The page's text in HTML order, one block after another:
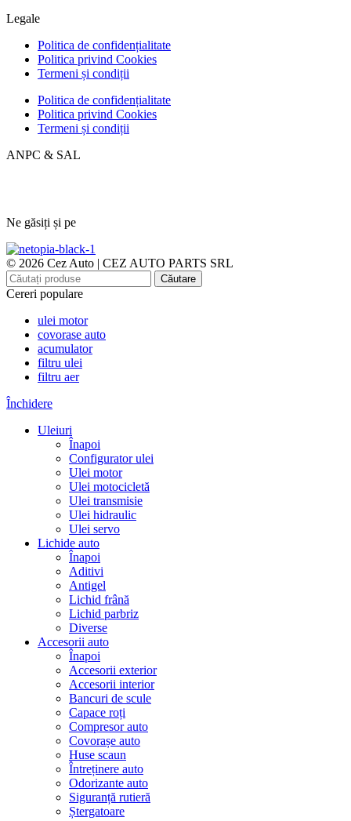
Legale
Politica de confidențialitate
Politica privind Cookies
Termeni și condiții
Politica de confidențialitate
Politica privind Cookies
Termeni și condiții
ANPC & SAL
Ne găsiți și pe
© 2026 Cez Auto | CEZ AUTO PARTS SRL
Căutare
Cereri populare
ulei motor
covorase auto
acumulator
filtru ulei
filtru aer
Închidere
Uleiuri
Înapoi
Configurator ulei
Ulei motor
Ulei motocicletă
Ulei transmisie
Ulei hidraulic
Ulei servo
Lichide auto
Înapoi
Aditivi
Antigel
Lichid frână
Lichid parbriz
Diverse
Accesorii auto
Înapoi
Accesorii exterior
Accesorii interior
Bancuri de scule
Capace roți
Compresor auto
Covorașe auto
Huse scaun
Întreținere auto
Odorizante auto
Siguranță rutieră
Ștergatoare